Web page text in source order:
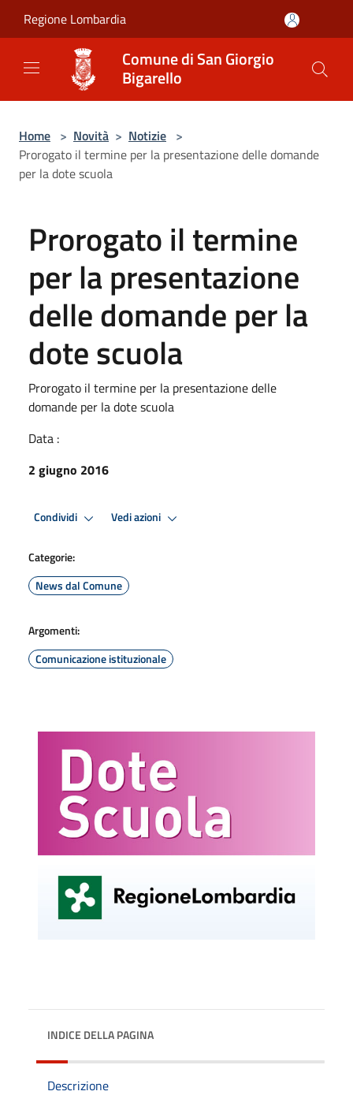
Regione Lombardia
Comune di San Giorgio
Bigarello
Home > Novità > Notizie >
Prorogato il termine per la presentazione delle domande
per la dote scuola
Prorogato il termine
per la presentazione
delle domande per la
dote scuola
Prorogato il termine per la presentazione delle
domande per la dote scuola
Data :
2 giugno 2016
Condividi Vedi azioni
Categorie:
News dal Comune
Argomenti:
Comunicazione istituzionale
INDICE DELLA PAGINA
Descrizione